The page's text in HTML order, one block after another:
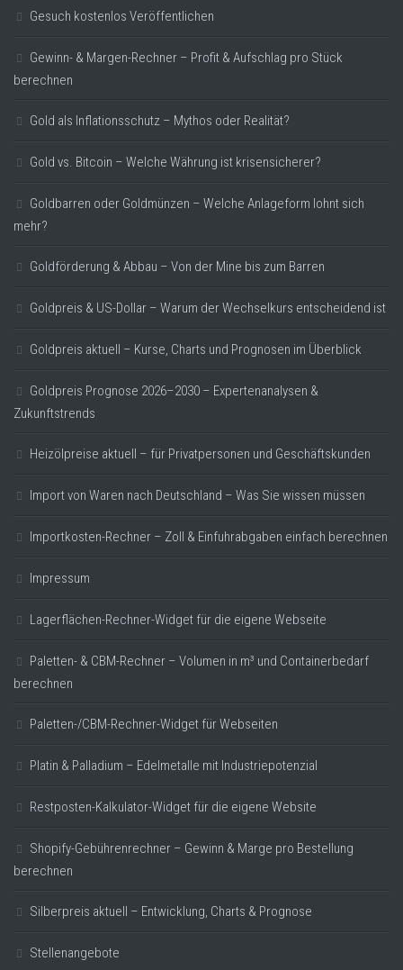
Gesuch kostenlos Veröffentlichen
Gewinn- & Margen-Rechner – Profit & Aufschlag pro Stück
berechnen
Gold als Inflationsschutz – Mythos oder Realität?
Gold vs. Bitcoin – Welche Währung ist krisensicherer?
Goldbarren oder Goldmünzen – Welche Anlageform lohnt sich
mehr?
Goldförderung & Abbau – Von der Mine bis zum Barren
Goldpreis & US-Dollar – Warum der Wechselkurs entscheidend ist
Goldpreis aktuell – Kurse, Charts und Prognosen im Überblick
Goldpreis Prognose 2026–2030 – Expertenanalysen &
Zukunftstrends
Heizölpreise aktuell – für Privatpersonen und Geschäftskunden
Import von Waren nach Deutschland – Was Sie wissen müssen
Importkosten-Rechner – Zoll & Einfuhrabgaben einfach berechnen
Impressum
Lagerflächen-Rechner-Widget für die eigene Webseite
Paletten- & CBM-Rechner – Volumen in m³ und Containerbedarf
berechnen
Paletten-/CBM-Rechner-Widget für Webseiten
Platin & Palladium – Edelmetalle mit Industriepotenzial
Restposten-Kalkulator-Widget für die eigene Website
Shopify-Gebührenrechner – Gewinn & Marge pro Bestellung
berechnen
Silberpreis aktuell – Entwicklung, Charts & Prognose
Stellenangebote